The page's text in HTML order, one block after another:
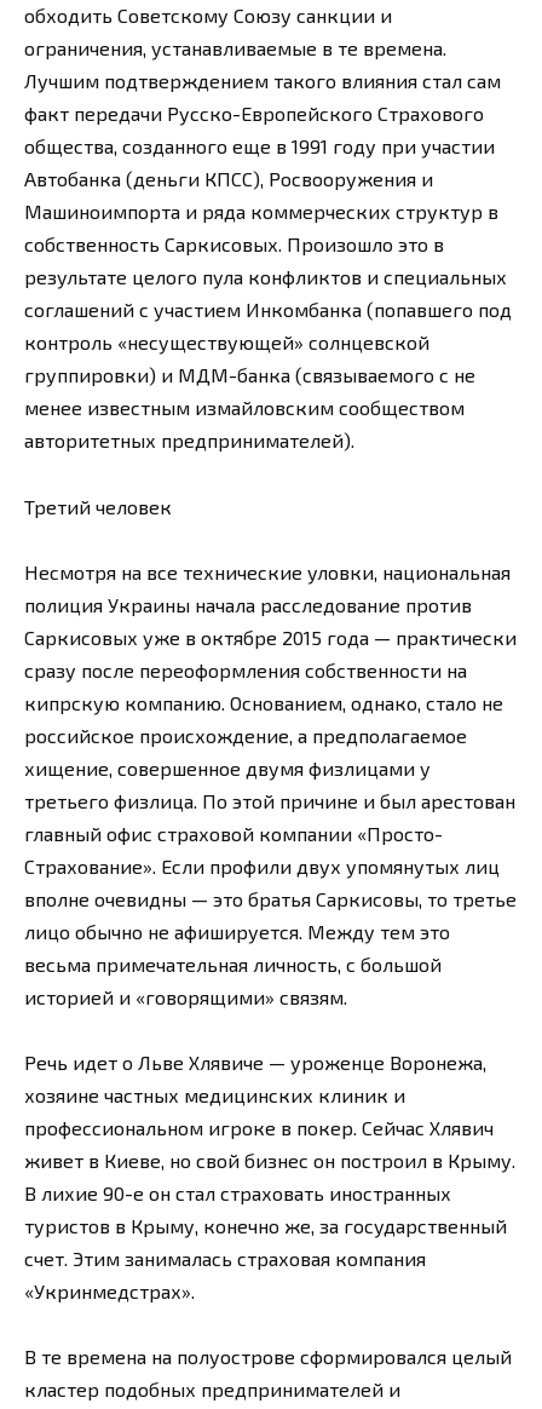
обходить Советскому Союзу санкции и
ограничения, устанавливаемые в те времена.
Лучшим подтверждением такого влияния стал сам
факт передачи Русско-Европейского Страхового
общества, созданного еще в 1991 году при участии
Автобанка (деньги КПСС), Росвооружения и
Машиноимпорта и ряда коммерческих структур в
собственность Саркисовых. Произошло это в
результате целого пула конфликтов и специальных
соглашений с участием Инкомбанка (попавшего под
контроль «несуществующей» солнцевской
группировки) и МДМ-банка (связываемого с не
менее известным измайловским сообществом
авторитетных предпринимателей).
Третий человек
Несмотря на все технические уловки, национальная
полиция Украины начала расследование против
Саркисовых уже в октябре 2015 года — практически
сразу после переоформления собственности на
кипрскую компанию. Основанием, однако, стало не
российское происхождение, а предполагаемое
хищение, совершенное двумя физлицами у
третьего физлица. По этой причине и был арестован
главный офис страховой компании «Просто-
Страхование». Если профили двух упомянутых лиц
вполне очевидны — это братья Саркисовы, то третье
лицо обычно не афишируется. Между тем это
весьма примечательная личность, с большой
историей и «говорящими» связям.
Речь идет о Льве Хлявиче — уроженце Воронежа,
хозяине частных медицинских клиник и
профессиональном игроке в покер. Сейчас Хлявич
живет в Киеве, но свой бизнес он построил в Крыму.
В лихие 90-е он стал страховать иностранных
туристов в Крыму, конечно же, за государственный
счет. Этим занималась страховая компания
«Укринмедстрах».
В те времена на полуострове сформировался целый
кластер подобных предпринимателей и